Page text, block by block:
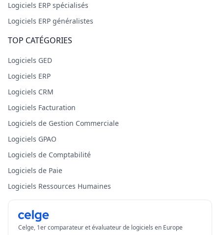
Logiciels ERP spécialisés
Logiciels ERP généralistes
TOP CATÉGORIES
Logiciels GED
Logiciels ERP
Logiciels CRM
Logiciels Facturation
Logiciels de Gestion Commerciale
Logiciels GPAO
Logiciels de Comptabilité
Logiciels de Paie
Logiciels Ressources Humaines
Celge, 1er comparateur et évaluateur de logiciels en Europe